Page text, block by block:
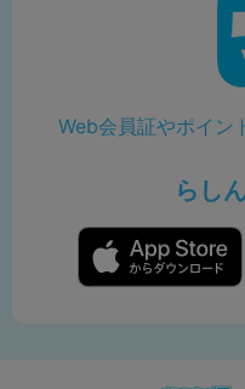
Web会員証やポイン
らし